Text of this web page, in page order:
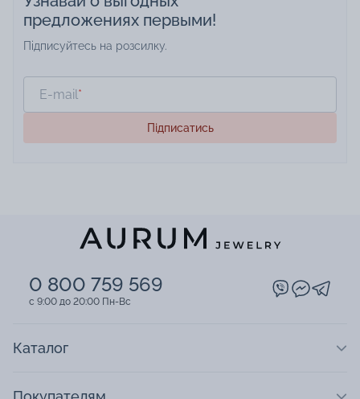
предложениях первыми!
Підписуйтесь на розсилку.
E-mail*
Підписатись
0 800 759 569
c 9:00 до 20:00 Пн-Вс
Каталог